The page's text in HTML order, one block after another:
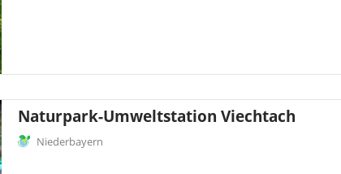
Naturpark-Umweltstation Viechtach
Niederbayern